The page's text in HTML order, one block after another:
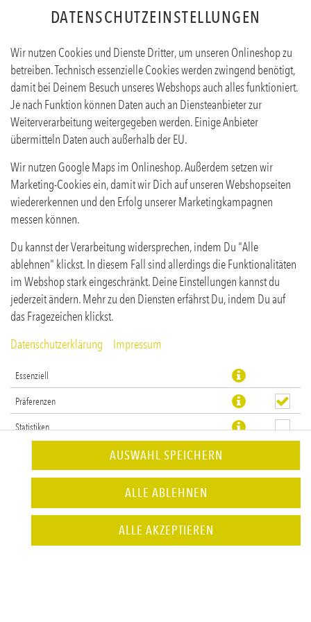
DATENSCHUTZEINSTELLUNGEN
Wir nutzen Cookies und Dienste Dritter, um unseren Onlineshop zu
betreiben. Technisch essenzielle Cookies werden zwingend benötigt,
damit bei Deinem Besuch unseres Webshops auch alles funktioniert.
Je nach Funktion können Daten auch an Diensteanbieter zur
Weiterverarbeitung weitergegeben werden. Einige Anbieter
übermitteln Daten auch außerhalb der EU.
Wir nutzen Google Maps im Onlineshop. Außerdem setzen wir
Marketing-Cookies ein, damit wir Dich auf unseren Webshopseiten
wiedererkennen und den Erfolg unserer Marketingkampagnen
messen können.
Du kannst der Verarbeitung widersprechen, indem Du "Alle
ablehnen" klickst. In diesem Fall sind allerdings die Funktionalitäten
im Webshop stark eingeschränkt. Deine Einstellungen kannst du
jederzeit ändern. Mehr zu den Diensten erfährst Du, indem Du auf
das Fragezeichen klickst.
Datenschutzerklärung
Impressum
Essenziell
Präferenzen
Statistiken
AUSWAHL SPEICHERN
ALLE ABLEHNEN
ALLE AKZEPTIEREN
KNOBLAUCH KÄSE
SÜSSKARTOFFEL FRITTEN
Produktinfos
Süsskartoffel-Fritten mit Knoblauchöl, grobem Pfeffer, Hartkäse
& Schnittlauch
JETZT BESTELLEN